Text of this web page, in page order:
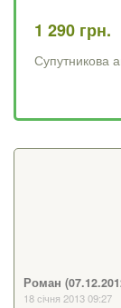
1 290 грн.
Супутникова
Роман
18 січня 2013 09:27